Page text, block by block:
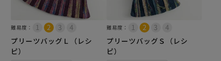
難易度：
プリーツバッグＬ（レシ
ピ）
難易度：
プリーツバッグＳ（レシ
ピ）